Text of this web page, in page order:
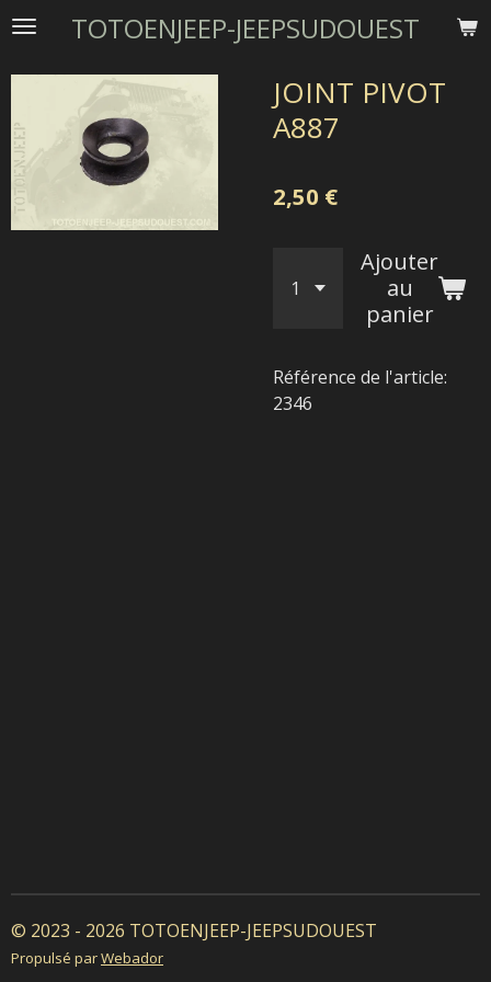
Passer
contenu
TOTOENJEEP-JEEPSUDOUEST
JOINT PIVOT
A887
2,50 €
Ajouter
au
panier
Référence de l'article:
2346
© 2023 - 2026 TOTOENJEEP-JEEPSUDOUEST
Propulsé parWebador